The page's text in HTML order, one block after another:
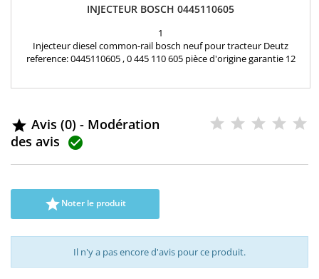
INJECTEUR BOSCH 0445110605
1
Injecteur diesel common-rail bosch neuf pour tracteur Deutz
reference: 0445110605 , 0 445 110 605 pièce d'origine garantie 12
 Avis (0) - Modération
des avis 
Noter le produit
Il n'y a pas encore d'avis pour ce produit.